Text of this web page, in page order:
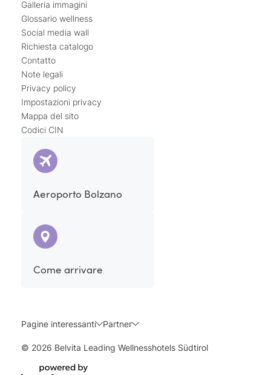
Galleria immagini
Glossario wellness
Social media wall
Richiesta catalogo
Contatto
Note legali
Privacy policy
Impostazioni privacy
Mappa del sito
Codici CIN
Aeroporto Bolzano
Come arrivare
Pagine interessanti Partner
© 2026 Belvita Leading Wellnesshotels Südtirol